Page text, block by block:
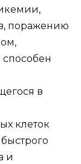
поражению
в
клеток
и